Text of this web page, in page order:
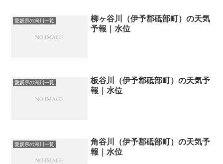
愛媛県の河川一覧
柳ヶ谷川（伊予郡砥部町）の天気
予報｜水位
愛媛県の河川一覧
板谷川（伊予郡砥部町）の天気予
報｜水位
愛媛県の河川一覧
角谷川（伊予郡砥部町）の天気予
報｜水位